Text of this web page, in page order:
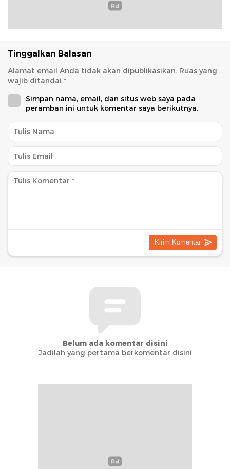
Tinggalkan Balasan
Alamat email Anda tidak akan dipublikasikan. Ruas yang
wajib ditandai *
Simpan nama, email, dan situs web saya pada
peramban ini untuk komentar saya berikutnya.
Belum ada komentar disini
Jadilah yang pertama berkomentar disini